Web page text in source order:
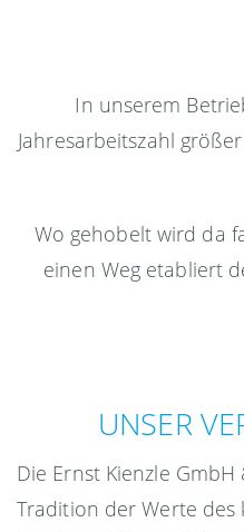
In unserem
Jahresarbeitszahl
Wo gehobelt wird da
einen Weg etabliert
UNSER
Die Ernst Kienzle
Tradition der Werte des